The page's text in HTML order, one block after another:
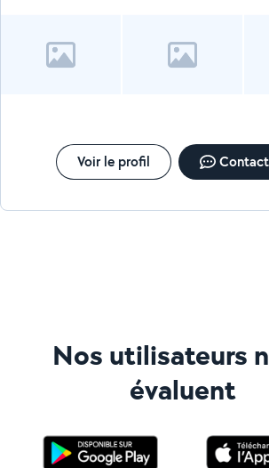
Voir le profil
Nos utilisateurs
évaluent